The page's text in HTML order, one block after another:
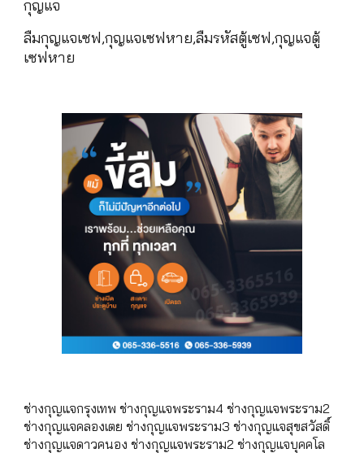
กุญแจ
ลืมกุญแจเซฟ,กุญแจเซฟหาย,ลืมรหัสตู้เซฟ,กุญแจตู้
เซฟหาย
ช่างกุญแจกรุงเทพ ช่างกุญแจพระราม4 ช่างกุญแจพระราม2
ช่างกุญแจคลองเตย ช่างกุญแจพระราม3 ช่างกุญแจสุขสวัสดิ์
ช่างกุญแจดาวคนอง ช่างกุญแจพระราม2 ช่างกุญแจบุคคโล